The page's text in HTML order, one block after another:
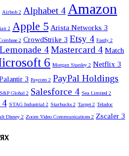
Airbnb 2 Alphabet 4 Amazon
2 Apple 5 Arista Networks 3
2 CrowdStrike 3 Etsy 4 Fastly 2
Lemonade 4Mastercard 4 Match
6 Morgan Stanley 2 Netflix 3
3 Paycom 2 PayPal Holdings
S&P Global 2 Salesforce 4 Sea Limited 2
4 STAG Industrial 2 Starbucks 2 Target 2 Teladoc
Disney 2 Zoom Video Communications 2 Zscaler 3